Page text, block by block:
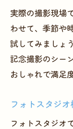
レン
対策
撮影ス
介
実際の撮影現場
わせて、季節や
試してみましょ
記念撮影のシー
おしゃれで満足
フォトスタジ
フォトスタジオ